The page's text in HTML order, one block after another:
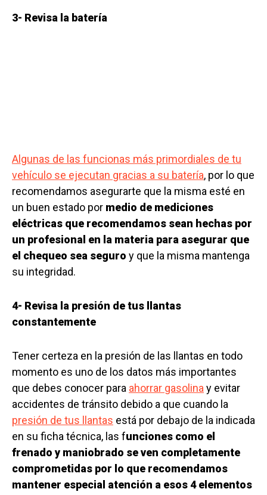
3- Revisa la batería
Algunas de las funcionas más primordiales de tu
vehículo se ejecutan gracias a su batería, por lo que
recomendamos asegurarte que la misma esté en
un buen estado por medio de mediciones
eléctricas que recomendamos sean hechas por
un profesional en la materia para asegurar que
el chequeo sea seguro y que la misma mantenga
su integridad.
4- Revisa la presión de tus llantas
constantemente
Tener certeza en la presión de las llantas en todo
momento es uno de los datos más importantes
que debes conocer para ahorrar gasolinay evitar
accidentes de tránsito debido a que cuando la
presión de tus llantas está por debajo de la indicada
en su ficha técnica, las funciones como el
frenado y maniobrado se ven completamente
comprometidas por lo que recomendamos
mantener especial atención a esos 4 elementos